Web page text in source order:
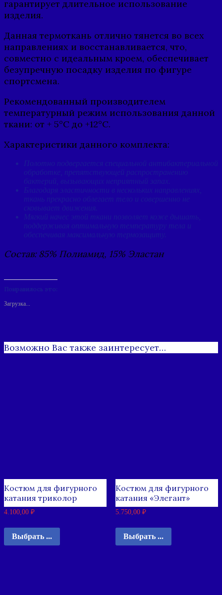
гарантирует длительное использование
изделия.
Данная термоткань отлично тянется во всех
направлениях и восстанавливается, что,
совместно с идеальным кроем, обеспечивает
безупречную посадку изделия по фигуре
спортсмена.
Рекомендованный производителем
температурный режим использования данной
ткани: от + 5°C до +12°C.
Характеристики данного комплекта:
Полотно подвергается специальной антибактериальной
обработке, препятствующей распространению
бактерий, вызывающих неприятный запах.
Благодаря эластичности в нескольких направлениях,
ткань прекрасно облегает тело и совершенно не
сковывает движения.
Мягкий начес этой ткани позволяет коже дышать,
поддерживая оптимальную температуру тела и
обеспечивая максимальную термозащиту.
Состав: 85% Полиамид, 15% Эластан
Понравилось это:
Загрузка...
Возможно Вас также заинтересует…
Костюм для фигурного
катания триколор
4.100,00 ₽
Выбрать ...
Костюм для фигурного
катания «Элегант»
5.750,00 ₽
Выбрать ...